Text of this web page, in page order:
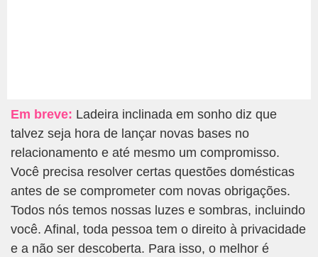
Em breve: Ladeira inclinada em sonho diz que
talvez seja hora de lançar novas bases no
relacionamento e até mesmo um compromisso.
Você precisa resolver certas questões domésticas
antes de se comprometer com novas obrigações.
Todos nós temos nossas luzes e sombras, incluindo
você. Afinal, toda pessoa tem o direito à privacidade
e a não ser descoberta. Para isso, o melhor é